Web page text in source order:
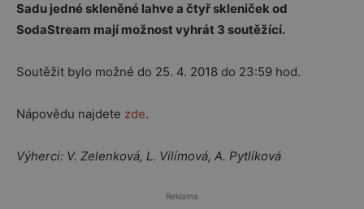
Sadu jedné skleněné lahve a čtyř skleniček od
SodaStream mají možnost vyhrát 3 soutěžící.
Soutěžit bylo možné do 25. 4. 2018 do 23:59 hod.
Nápovědu najdete zde.
Výherci: V. Zelenková, L. Vilímová, A. Pytlíková
Reklama